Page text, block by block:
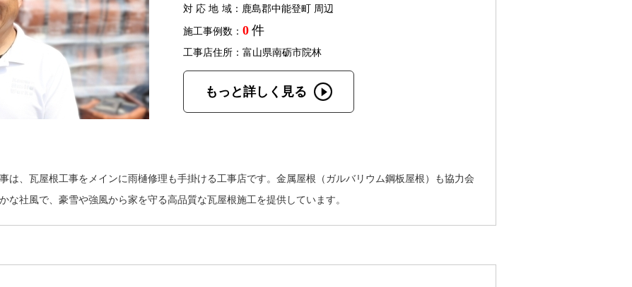
対応地域：鹿島郡中能登町 周辺
施工事例数： 0 件
工事店住所：富山県南砺市院林
もっと詳しく見る
は、瓦屋根工事をメインに雨樋修理も手掛ける工事店です。金属屋根（ガルバリウム鋼板屋根）も協力会
な社風で、豪雪や強風から家を守る高品質な瓦屋根施工を提供しています。